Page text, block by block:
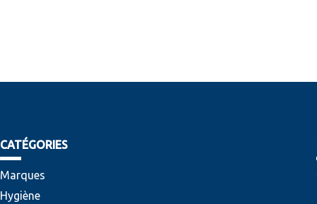
CATÉGORIES
Marques
Hygiène